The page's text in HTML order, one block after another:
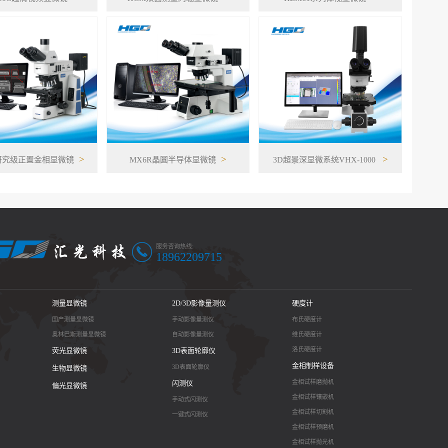
级正置金相显微镜 > MX6R晶圆半导体显微镜 > 3D超景深显微系统VHX-1000 >
服务咨询热线:
18962209715
测量显微镜
国产测量显微镜
奥林巴斯测量显微镜
荧光显微镜
生物显微镜
偏光显微镜
2D/3D影像量测仪
手动影像量测仪
自动影像量测仪
3D表面轮廓仪
3D表面轮廓仪
闪测仪
手动式闪测仪
一键式闪测仪
硬度计
布氏硬度计
维氏硬度计
洛氏硬度计
金相制样设备
金相试样磨抛机
金相试样镶嵌机
金相试样切割机
金相试样预磨机
金相试样抛光机